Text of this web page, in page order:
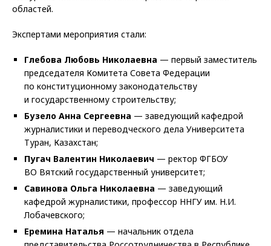
областей.
Экспертами мероприятия стали:
Глебова Любовь Николаевна — первый заместитель
председателя Комитета Совета Федерации
по конституционному законодательству
и государственному строительству;
Бузело Анна Сергеевна — заведующий кафедрой
журналистики и переводческого дела Университета
Туран, Казахстан;
Пугач Валентин Николаевич — ректор ФГБОУ
ВО Вятский государственный университет;
Савинова Ольга Николаевна — заведующий
кафедрой журналистики, профессор ННГУ им. Н.И.
Лобачевского;
Еремина Наталья — начальник отдела